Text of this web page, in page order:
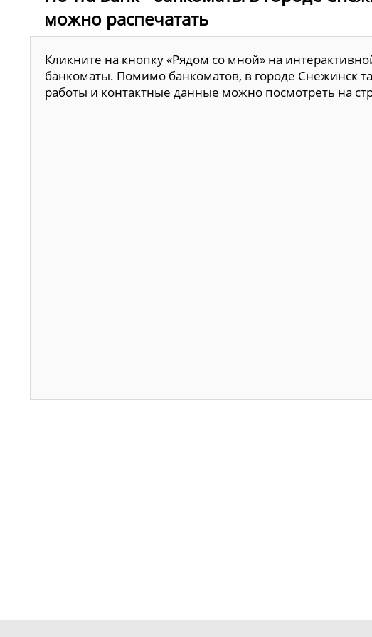
можно распечатать
Кликните на кнопку «Рядом со мной» на
банкоматы. Помимо банкоматов, в городе Снежинск
работы и контактные данные можно посмотреть на